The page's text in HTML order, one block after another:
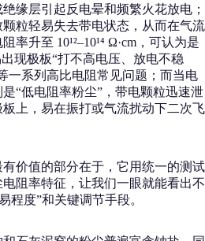
缘层引起反电晕和频繁火花放电；
粒轻易失去带电状态，从而在气流
率升至 10¹²–10¹⁴ Ω·cm，可认为是
现极板“打不高电压、放电不稳
一系列高比电阻常见问题；而当电
是“低电阻率粉尘”，带电颗粒迅速泄
上，易在振打或气流扰动下二次飞
价值的部分在于，它用统一的测试
阻率特征，让我们一眼就能看出不
程度”和关键调节手段。